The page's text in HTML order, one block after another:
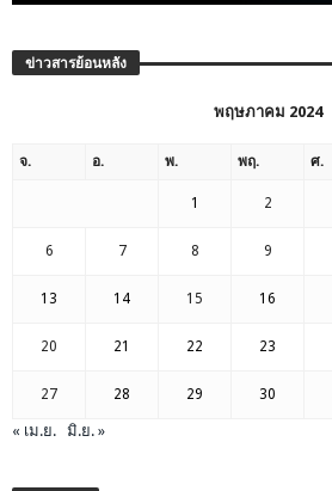
ข่าวสารย้อนหลัง
พฤษภาคม 2024
จ. อ. พ. พฤ. ศ.
1 2
6 7 8 9
13 14 15 16
20 21 22 23
27 28 29 30
« เม.ย. มิ.ย. »